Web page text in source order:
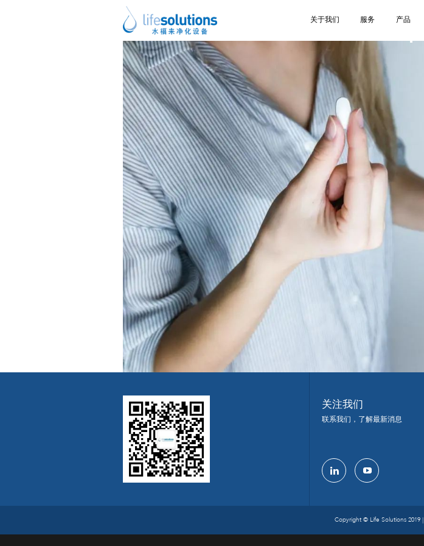
关于我们 服务 产品
4
关注我们
联系我们，了解最新消息
Copyright © Life Solutions 2019 |